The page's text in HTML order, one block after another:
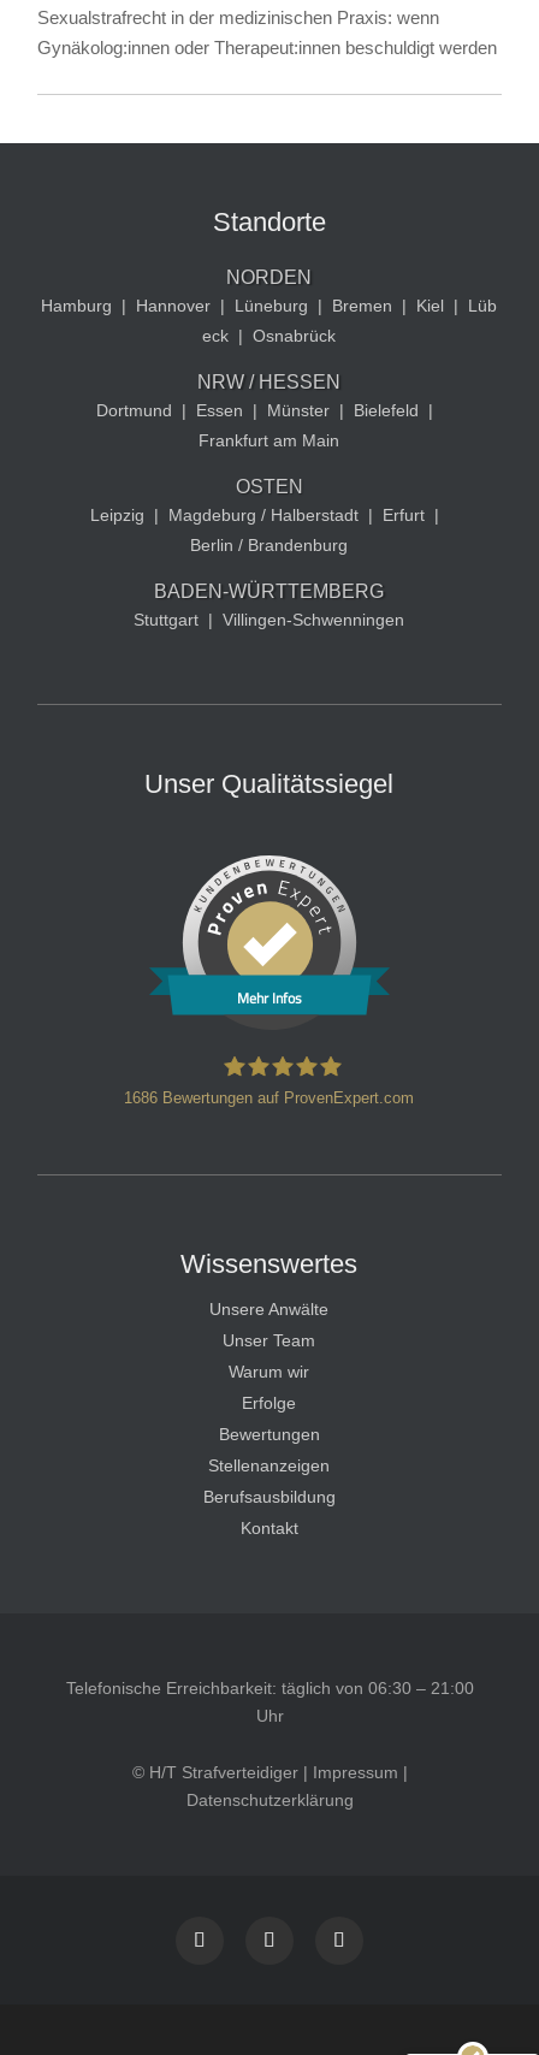
Sexualstrafrecht in der medizinischen Praxis: wenn
Gynäkolog:innen oder Therapeut:innen beschuldigt werden
Standorte
NORDEN
Hamburg | Hannover | Lüneburg | Bremen | Kiel |
Lüb
eck | Osnabrück
NRW / HESSEN
Dortmund | Essen | Münster | Bielefeld
|
Frankfurt am Main
OSTEN
Leipzig | Magdeburg / Halberstadt | Erfurt |
Berlin / Brandenburg
BADEN-WÜRTTEMBERG
Stuttgart | Villingen-Schwenningen
Unser Qualitätssiegel
Mehr Infos
1686 Bewertungen auf ProvenExpert.com
Wissenswertes
Unsere Anwälte
Unser Team
Warum wir
Erfolge
Bewertungen
Stellenanzeigen
Berufsausbildung
Kontakt
Telefonische Erreichbarkeit: täglich von 06:30 – 21:00
Uhr
© H/T Strafverteidiger | Impressum |
Datenschutzerklärung